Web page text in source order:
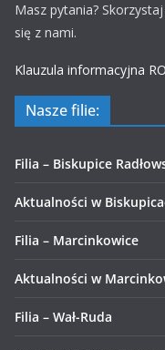
Masz pytania?
się z nami.
Klauzula informacyjna
Nasze filie:
Filia – Biskupice
Aktualności w
Filia – Marcinkowice
Aktualności w
Filia – Wał-Ruda